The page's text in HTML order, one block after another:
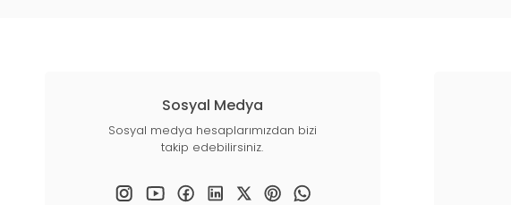
Sosyal Medya
Sosyal medya hesaplarımızdan bizi
takip edebilirsiniz.